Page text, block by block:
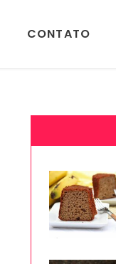
CONTATO